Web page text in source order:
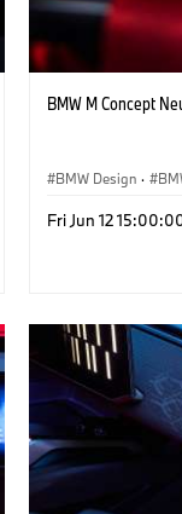
BMW M Concept
BMW Design ·
Fri Jun 12